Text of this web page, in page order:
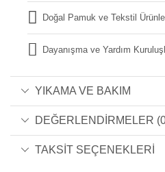
Doğal Pamuk ve Tekstil
Dayanışma ve Yardım
YIKAMA VE BAKIM
DEĞERLENDIRMELER
TAKSIT SEÇENEKLERI